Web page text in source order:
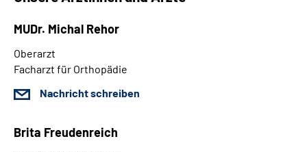
MUDr. Michal Rehor
Oberarzt
Facharzt für Orthopädie
Nachricht schreiben
Brita Freudenreich